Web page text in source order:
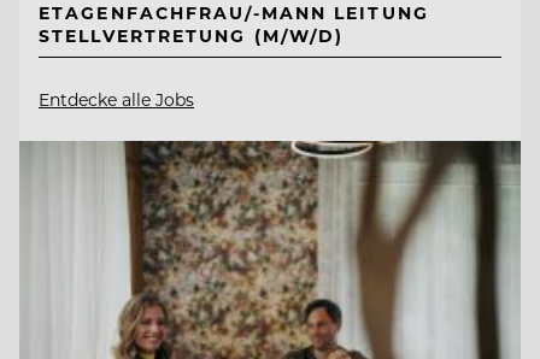
ETAGENFACHFRAU/-MANN LEITUNG
STELLVERTRETUNG (M/W/D)
Entdecke alle Jobs